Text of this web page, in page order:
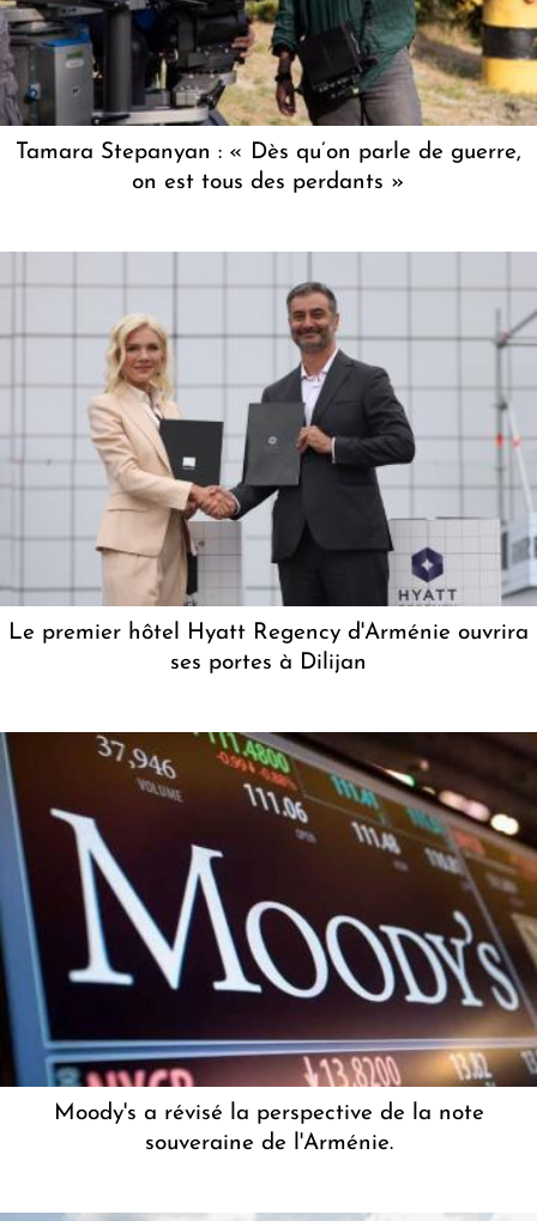
Tamara Stepanyan : « Dès qu’on parle de guerre,
on est tous des perdants »
Le premier hôtel Hyatt Regency d'Arménie ouvrira
ses portes à Dilijan
Moody's a révisé la perspective de la note
souveraine de l'Arménie.